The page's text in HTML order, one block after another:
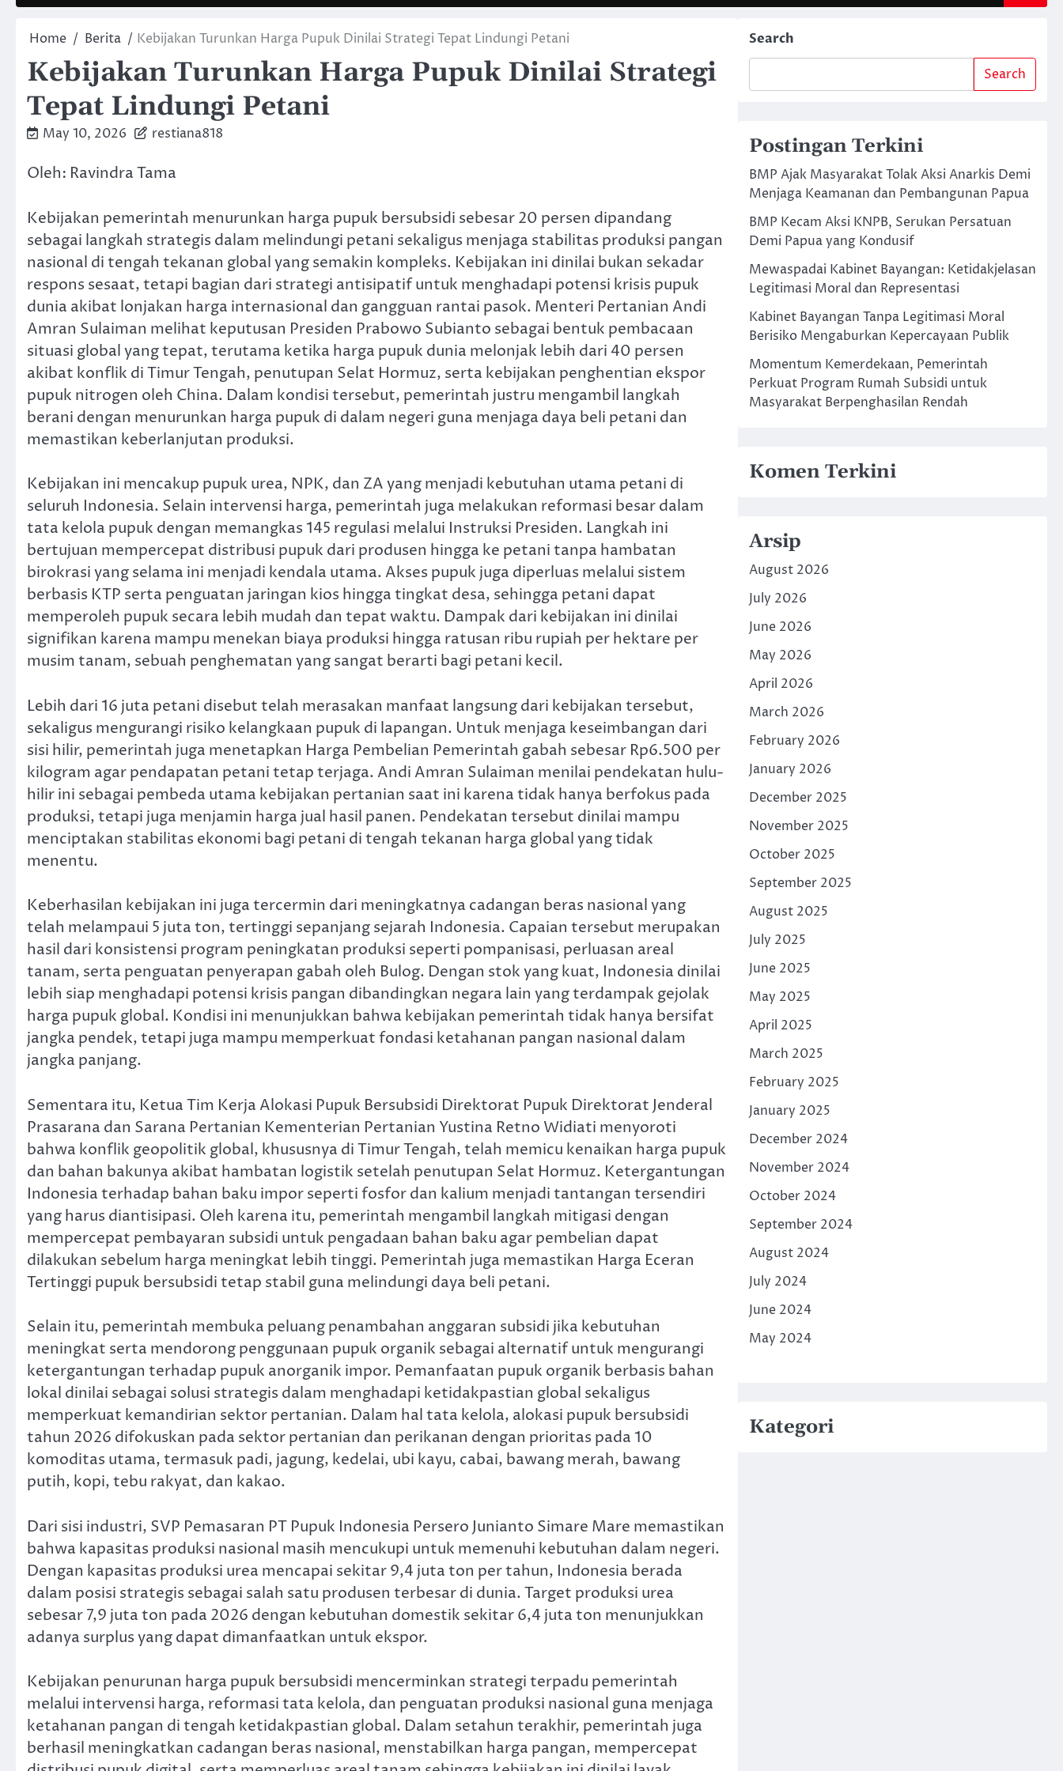
Home Berita Kebijakan Turunkan Harga Pupuk Dinilai Strategi Tepat Lindungi Petani
Kebijakan Turunkan Harga Pupuk Dinilai Strategi
Tepat Lindungi Petani
May 10, 2026 restiana818
Oleh: Ravindra Tama
Kebijakan pemerintah menurunkan harga pupuk bersubsidi sebesar 20 persen dipandang
sebagai langkah strategis dalam melindungi petani sekaligus menjaga stabilitas produksi pangan
nasional di tengah tekanan global yang semakin kompleks. Kebijakan ini dinilai bukan sekadar
respons sesaat, tetapi bagian dari strategi antisipatif untuk menghadapi potensi krisis pupuk
dunia akibat lonjakan harga internasional dan gangguan rantai pasok. Menteri Pertanian Andi
Amran Sulaiman melihat keputusan Presiden Prabowo Subianto sebagai bentuk pembacaan
situasi global yang tepat, terutama ketika harga pupuk dunia melonjak lebih dari 40 persen
akibat konflik di Timur Tengah, penutupan Selat Hormuz, serta kebijakan penghentian ekspor
pupuk nitrogen oleh China. Dalam kondisi tersebut, pemerintah justru mengambil langkah
berani dengan menurunkan harga pupuk di dalam negeri guna menjaga daya beli petani dan
memastikan keberlanjutan produksi.
Kebijakan ini mencakup pupuk urea, NPK, dan ZA yang menjadi kebutuhan utama petani di
seluruh Indonesia. Selain intervensi harga, pemerintah juga melakukan reformasi besar dalam
tata kelola pupuk dengan memangkas 145 regulasi melalui Instruksi Presiden. Langkah ini
bertujuan mempercepat distribusi pupuk dari produsen hingga ke petani tanpa hambatan
birokrasi yang selama ini menjadi kendala utama. Akses pupuk juga diperluas melalui sistem
berbasis KTP serta penguatan jaringan kios hingga tingkat desa, sehingga petani dapat
memperoleh pupuk secara lebih mudah dan tepat waktu. Dampak dari kebijakan ini dinilai
signifikan karena mampu menekan biaya produksi hingga ratusan ribu rupiah per hektare per
musim tanam, sebuah penghematan yang sangat berarti bagi petani kecil.
Lebih dari 16 juta petani disebut telah merasakan manfaat langsung dari kebijakan tersebut,
sekaligus mengurangi risiko kelangkaan pupuk di lapangan. Untuk menjaga keseimbangan dari
sisi hilir, pemerintah juga menetapkan Harga Pembelian Pemerintah gabah sebesar Rp6.500 per
kilogram agar pendapatan petani tetap terjaga. Andi Amran Sulaiman menilai pendekatan hulu-
hilir ini sebagai pembeda utama kebijakan pertanian saat ini karena tidak hanya berfokus pada
produksi, tetapi juga menjamin harga jual hasil panen. Pendekatan tersebut dinilai mampu
menciptakan stabilitas ekonomi bagi petani di tengah tekanan harga global yang tidak
menentu.
Keberhasilan kebijakan ini juga tercermin dari meningkatnya cadangan beras nasional yang
telah melampaui 5 juta ton, tertinggi sepanjang sejarah Indonesia. Capaian tersebut merupakan
hasil dari konsistensi program peningkatan produksi seperti pompanisasi, perluasan areal
tanam, serta penguatan penyerapan gabah oleh Bulog. Dengan stok yang kuat, Indonesia dinilai
lebih siap menghadapi potensi krisis pangan dibandingkan negara lain yang terdampak gejolak
harga pupuk global. Kondisi ini menunjukkan bahwa kebijakan pemerintah tidak hanya bersifat
jangka pendek, tetapi juga mampu memperkuat fondasi ketahanan pangan nasional dalam
jangka panjang.
Sementara itu, Ketua Tim Kerja Alokasi Pupuk Bersubsidi Direktorat Pupuk Direktorat Jenderal
Prasarana dan Sarana Pertanian Kementerian Pertanian Yustina Retno Widiati menyoroti
bahwa konflik geopolitik global, khususnya di Timur Tengah, telah memicu kenaikan harga pupuk
dan bahan bakunya akibat hambatan logistik setelah penutupan Selat Hormuz. Ketergantungan
Indonesia terhadap bahan baku impor seperti fosfor dan kalium menjadi tantangan tersendiri
yang harus diantisipasi. Oleh karena itu, pemerintah mengambil langkah mitigasi dengan
mempercepat pembayaran subsidi untuk pengadaan bahan baku agar pembelian dapat
dilakukan sebelum harga meningkat lebih tinggi. Pemerintah juga memastikan Harga Eceran
Tertinggi pupuk bersubsidi tetap stabil guna melindungi daya beli petani.
Selain itu, pemerintah membuka peluang penambahan anggaran subsidi jika kebutuhan
meningkat serta mendorong penggunaan pupuk organik sebagai alternatif untuk mengurangi
ketergantungan terhadap pupuk anorganik impor. Pemanfaatan pupuk organik berbasis bahan
lokal dinilai sebagai solusi strategis dalam menghadapi ketidakpastian global sekaligus
memperkuat kemandirian sektor pertanian. Dalam hal tata kelola, alokasi pupuk bersubsidi
tahun 2026 difokuskan pada sektor pertanian dan perikanan dengan prioritas pada 10
komoditas utama, termasuk padi, jagung, kedelai, ubi kayu, cabai, bawang merah, bawang
putih, kopi, tebu rakyat, dan kakao.
Dari sisi industri, SVP Pemasaran PT Pupuk Indonesia Persero Junianto Simare Mare memastikan
bahwa kapasitas produksi nasional masih mencukupi untuk memenuhi kebutuhan dalam negeri.
Dengan kapasitas produksi urea mencapai sekitar 9,4 juta ton per tahun, Indonesia berada
dalam posisi strategis sebagai salah satu produsen terbesar di dunia. Target produksi urea
sebesar 7,9 juta ton pada 2026 dengan kebutuhan domestik sekitar 6,4 juta ton menunjukkan
adanya surplus yang dapat dimanfaatkan untuk ekspor.
Kebijakan penurunan harga pupuk bersubsidi mencerminkan strategi terpadu pemerintah
melalui intervensi harga, reformasi tata kelola, dan penguatan produksi nasional guna menjaga
ketahanan pangan di tengah ketidakpastian global. Dalam setahun terakhir, pemerintah juga
berhasil meningkatkan cadangan beras nasional, menstabilkan harga pangan, mempercepat
Search
Search
Postingan Terkini
BMP Ajak Masyarakat Tolak Aksi Anarkis Demi
Menjaga Keamanan dan Pembangunan Papua
BMP Kecam Aksi KNPB, Serukan Persatuan
Demi Papua yang Kondusif
Mewaspadai Kabinet Bayangan: Ketidakjelasan
Legitimasi Moral dan Representasi
Kabinet Bayangan Tanpa Legitimasi Moral
Berisiko Mengaburkan Kepercayaan Publik
Momentum Kemerdekaan, Pemerintah
Perkuat Program Rumah Subsidi untuk
Masyarakat Berpenghasilan Rendah
Komen Terkini
Arsip
August 2026
July 2026
June 2026
May 2026
April 2026
March 2026
February 2026
January 2026
December 2025
November 2025
October 2025
September 2025
August 2025
July 2025
June 2025
May 2025
April 2025
March 2025
February 2025
January 2025
December 2024
November 2024
October 2024
September 2024
August 2024
July 2024
June 2024
May 2024
Kategori